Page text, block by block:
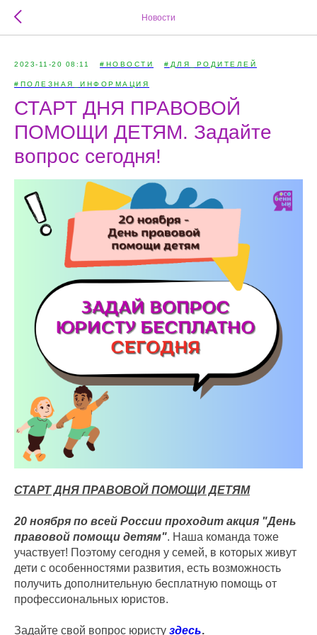
Новости
2023-11-20 08:11 #НОВОСТИ #ДЛЯ_РОДИТЕЛЕЙ
#ПОЛЕЗНАЯ_ИНФОРМАЦИЯ
СТАРТ ДНЯ ПРАВОВОЙ
ПОМОЩИ ДЕТЯМ. Задайте
вопрос сегодня!
СТАРТ ДНЯ ПРАВОВОЙ ПОМОЩИ ДЕТЯМ
20 ноября по всей России проходит акция "День
правовой помощи детям". Наша команда тоже
участвует! Поэтому сегодня у семей, в которых живут
дети с особенностями развития, есть возможность
получить дополнительную бесплатную помощь от
профессиональных юристов.
Задайте свой вопрос юристу здесь.